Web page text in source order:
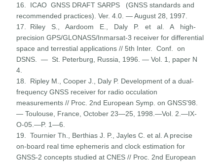
16. ICAO GNSS DRAFT SARPS (GNSS standards and
recom­mended practices). Ver. 4.0. — August 28, 1997.
17. Riley S., Aardoom E., Daly P. et al. A high-
precision GPS/GLONASS/Inmarsat-3 receiver for differential
space and terrestial applications // 5th Inter. Conf. on
DSNS. — St. Peterburg, Russia, 1996. — Vol. 1, paper N
4.
18. Ripley M., Cooper J., Daly P. Development of a dual-
frequency GNSS receiver for radio occulation
measurements // Proc. 2nd European Symp. on GNSS'98.
— Toulouse, France, October 23—25, 1998.—Vol. 2.—IX-
O-05.—P. 1—6.
19. Tournier Th., Berthias J. P., Jayles C. et al. A precise
on-board real time ephemeris and clock estimation for
GNSS-2 concepts studied at CNES // Proc. 2nd European